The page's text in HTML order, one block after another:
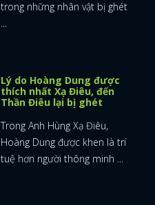
trong những nhân vật bị ghét
...
Lý do Hoàng Dung được
thích nhất Xạ Điêu, đến
Thần Điêu lại bị ghét
Trong Anh Hùng Xạ Điêu,
Hoàng Dung được khen là trí
tuệ hơn người thông minh ...